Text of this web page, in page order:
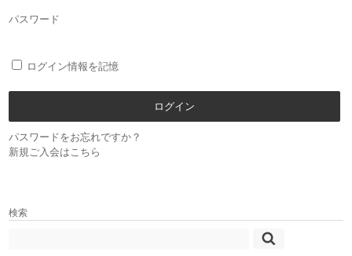
パスワード
ログイン情報を記憶
パスワードをお忘れですか？
新規ご入会はこちら
検索